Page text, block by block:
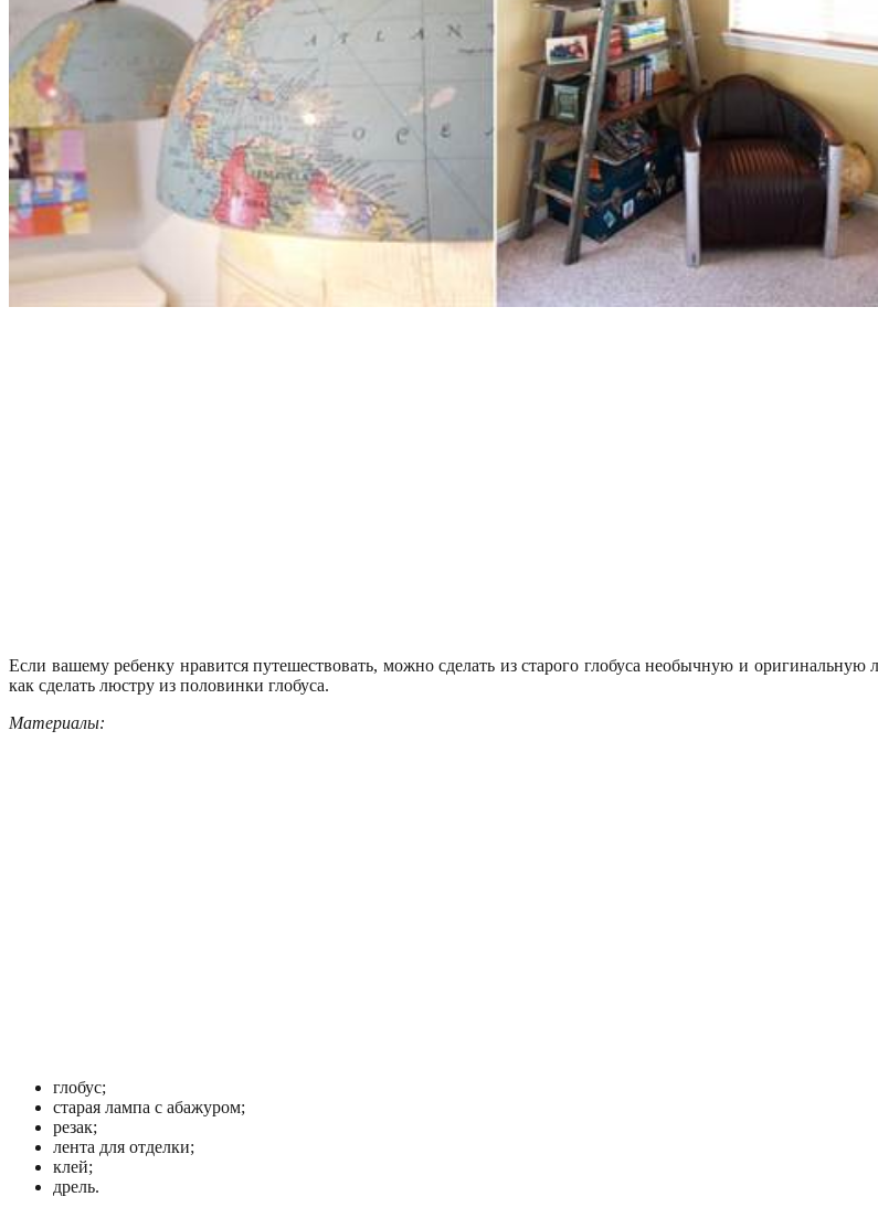
Если вашему ребенку нравится путешествовать, можно сделать из старого глобуса необычную и
как сделать люстру из половинки глобуса.
Материалы:
глобус;
старая лампа с абажуром;
резак;
лента для отделки;
клей;
дрель.